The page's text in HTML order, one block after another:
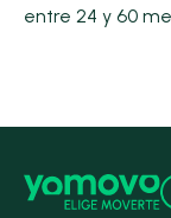
entre 24 y 60